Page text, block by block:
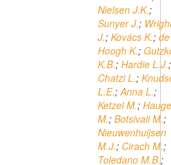
Nielsen J.K.;
Sunyer J.;
J.; Kovács K.; de
Hoogh K.;
K.B.; Hardie L.J.;
Chatzi L.;
L.E.;Anna L.;
Ketzel M.;
M.; Botsivali M.;
Nieuwenhuijsen
M.J.; Cirach M.;
Toledano M.B.;